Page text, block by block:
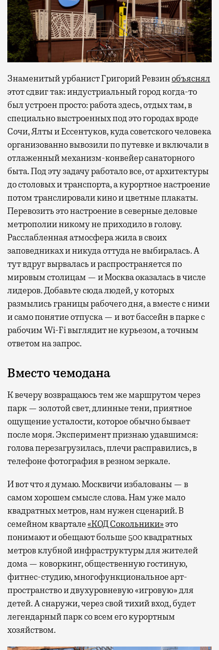
Знаменитый урбанист Григорий Ревзинобъяснял
этот сдвиг так: индустриальный город когда-то
был устроен просто: работа здесь, отдых там, в
специально выстроенных под это городах вроде
Сочи, Ялты и Ессентуков, куда советского человека
организованно вывозили по путевке и включали в
отлаженный механизм-конвейер санаторного
быта. Под эту задачу работало все, от архитектуры
до столовых и транспорта, а курортное настроение
потом транслировали кино и цветные плакаты.
Перевозить это настроение в северные деловые
метрополии никому не приходило в голову.
Расслабленная атмосфера жила в своих
заповедниках и никуда оттуда не выбиралась. А
тут вдруг вырвалась и распространяется по
мировым столицам — и Москва оказалась в числе
лидеров. Добавьте сюда людей, у которых
размылись границы рабочего дня, а вместе с ними
и само понятие отпуска — и вот бассейн в парке с
рабочим Wi-Fi выглядит не курьезом, а точным
ответом на запрос.
Вместо чемодана
К вечеру возвращаюсь тем же маршрутом через
парк — золотой свет, длинные тени, приятное
ощущение усталости, которое обычно бывает
после моря. Эксперимент признаю удавшимся:
голова перезагрузилась, плечи расправились, в
телефоне фотография в резном зеркале.
И вот что я думаю. Москвичи избалованы — в
самом хорошем смысле слова. Нам уже мало
квадратных метров, нам нужен сценарий. В
семейном квартале«КОД Сокольники»это
понимают и обещают больше 500 квадратных
метров клубной инфраструктуры для жителей
дома — коворкинг, общественную гостиную,
фитнес-студию, многофункциональное арт-
пространство и двухуровневую «игровую» для
детей. А снаружи, через свой тихий вход, будет
легендарный парк со всем его курортным
хозяйством.